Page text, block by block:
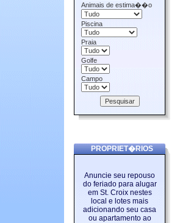
Animais de estima��o
Piscina
Praia
Golfe
Campo
PROPRIET�RIOS
Anuncie seu repouso
do feriado para alugar
em St. Croix nestes
local e lotes mais
adicionando seu casa
ou apartamento ao